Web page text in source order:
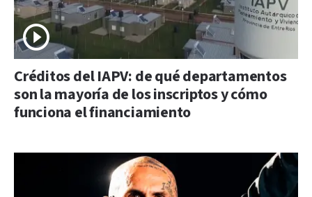
Créditos del IAPV: de qué departamentos
son la mayoría de los inscriptos y cómo
funciona el financiamiento